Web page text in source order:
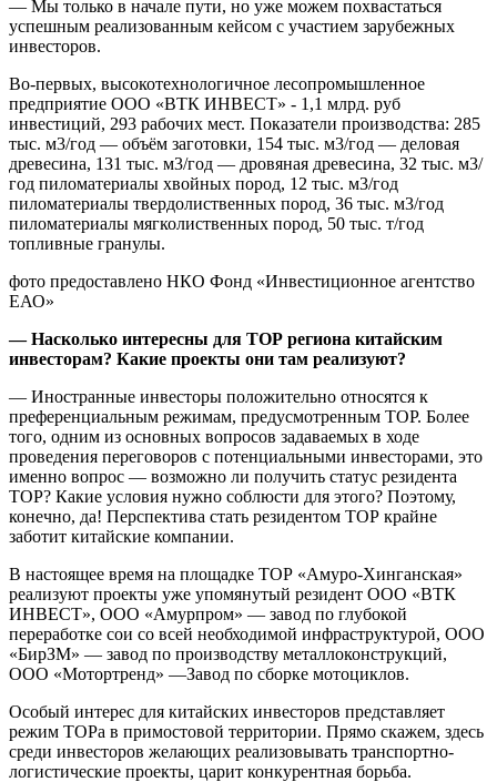
— Мы только в начале пути, но уже можем похвастаться
успешным реализованным кейсом с участием зарубежных
инвесторов.
Во-первых, высокотехнологичное лесопромышленное
предприятие ООО «ВТК ИНВЕСТ» - 1,1 млрд. руб
инвестиций, 293 рабочих мест. Показатели производства: 285
тыс. м3/год — объём заготовки, 154 тыс. м3/год — деловая
древесина, 131 тыс. м3/год — дровяная древесина, 32 тыс. м3/
год пиломатериалы хвойных пород, 12 тыс. м3/год
пиломатериалы твердолиственных пород, 36 тыс. м3/год
пиломатериалы мягколиственных пород, 50 тыс. т/год
топливные гранулы.
фото предоставлено НКО Фонд «Инвестиционное агентство
ЕАО»
— Насколько интересны для ТОР региона китайским
инвесторам? Какие проекты они там реализуют?
— Иностранные инвесторы положительно относятся к
преференциальным режимам, предусмотренным ТОР. Более
того, одним из основных вопросов задаваемых в ходе
проведения переговоров с потенциальными инвесторами, это
именно вопрос — возможно ли получить статус резидента
ТОР? Какие условия нужно соблюсти для этого? Поэтому,
конечно, да! Перспектива стать резидентом ТОР крайне
заботит китайские компании.
В настоящее время на площадке ТОР «Амуро-Хинганская»
реализуют проекты уже упомянутый резидент ООО «ВТК
ИНВЕСТ», ООО «Амурпром» — завод по глубокой
переработке сои со всей необходимой инфраструктурой, ООО
«БирЗМ» — завод по производству металлоконструкций,
ООО «Мотортренд» —Завод по сборке мотоциклов.
Особый интерес для китайских инвесторов представляет
режим ТОРа в примостовой территории. Прямо скажем, здесь
среди инвесторов желающих реализовывать транспортно-
логистические проекты, царит конкурентная борьба.